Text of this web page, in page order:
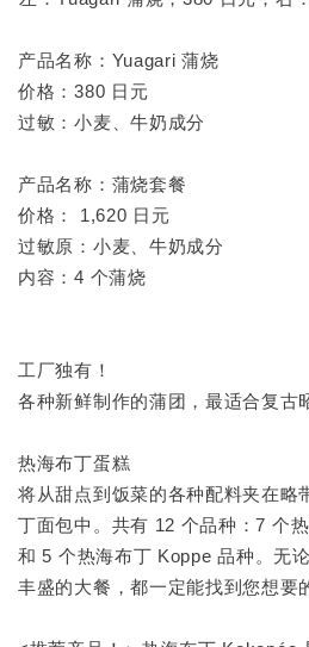
产品名称：Yuagari 蒲烧
价格：380 日元
过敏：小麦、牛奶成分
产品名称：蒲烧套餐
价格： 1,620 日元
过敏原：小麦、牛奶成分
内容：4 个蒲烧
工厂独有！
各种新鲜制作的蒲团，最适合复古
热海布丁蛋糕
将从甜点到饭菜的各种配料夹在略
丁面包中。共有 12 个品种：7 个
和 5 个热海布丁 Koppe 品种。无
丰盛的大餐，都一定能找到您想要